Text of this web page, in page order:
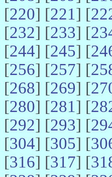
[220] [221] [
[232] [233] [
[244] [245] [
[256] [257] [
[268] [269] [
[280] [281] [
[292] [293] [
[304] [305] [
[316] [317] [